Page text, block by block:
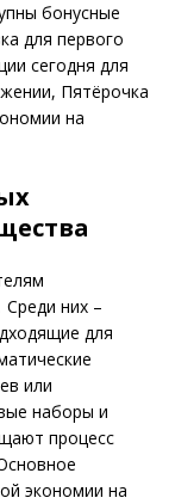
бонусные
для первого
сегодня для
Пятёрочка
на
них –
для
или
наборы и
процесс
экономии на